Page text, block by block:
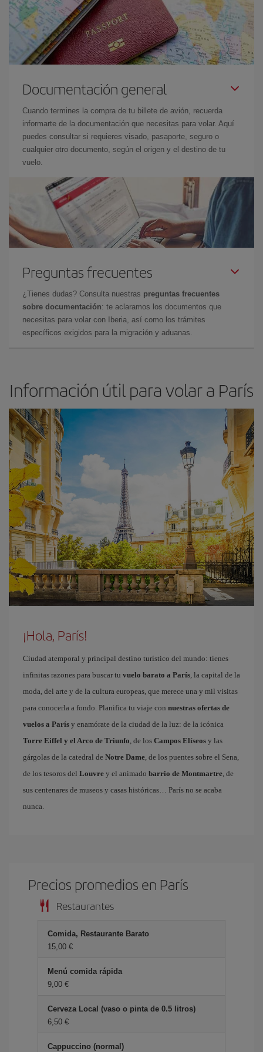
Documentación general
Cuando termines la compra de tu billete de avión, recuerda
informarte de la documentación que necesitas para volar. Aquí
puedes consultar si requieres visado, pasaporte, seguro o
cualquier otro documento, según el origen y el destino de tu
vuelo.
Preguntas frecuentes
¿Tienes dudas? Consulta nuestras preguntas frecuentes
sobre documentación: te aclaramos los documentos que
necesitas para volar con Iberia, así como los trámites
específicos exigidos para la migración y aduanas.
Información útil para volar a París
¡Hola, París!
Ciudad atemporal y principal destino turístico del mundo: tienes
infinitas razones para buscar tu vuelo barato a París, la capital de la
moda, del arte y de la cultura europeas, que merece una y mil visitas
para conocerla a fondo. Planifica tu viaje con nuestras ofertas de
vuelos a París y enamórate de la ciudad de la luz: de la icónica
Torre Eiffel y el Arco de Triunfo, de los Campos Elíseos y las
gárgolas de la catedral de Notre Dame, de los puentes sobre el Sena,
de los tesoros del Louvre y el animado barrio de Montmartre, de
sus centenares de museos y casas históricas… París no se acaba
nunca.
Precios promedios en París
Restaurantes
Comida, Restaurante Barato
15,00 €
Menú comida rápida
9,00 €
Cerveza Local (vaso o pinta de 0.5 litros)
6,50 €
Cappuccino (normal)